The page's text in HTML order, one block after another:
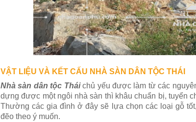
VẬT LIỆU VÀ KẾT CẤU NHÀ SÀN DÂN TỘC THÁI
Nhà sàn dân tộc Tháichủ yếu được làm từ các
dựng được một ngôi nhà sàn thì khâu chuẩn bị, tuyển
Thường các gia đình ở đây sẽ lựa chọn các loại gỗ
đẽo theo ý muốn.